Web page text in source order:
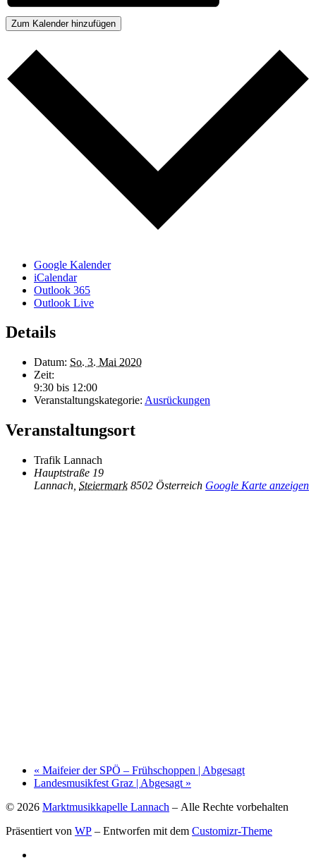
Zum Kalender hinzufügen
Google Kalender
iCalendar
Outlook 365
Outlook Live
Details
Datum: So. 3. Mai 2020
Zeit:
9:30 bis 12:00
Veranstaltungskategorie: Ausrückungen
Veranstaltungsort
Trafik Lannach
Hauptstraße 19
Lannach Steiermark 8502 Österreich Google Karte anzeigen
« Maifeier der SPÖ – Frühschoppen | Abgesagt
Landesmusikfest Graz | Abgesagt »
© 2026 Marktmusikkapelle Lannach – Alle Rechte vorbehalten
Präsentiert von WP – Entworfen mit dem Customizr-Theme